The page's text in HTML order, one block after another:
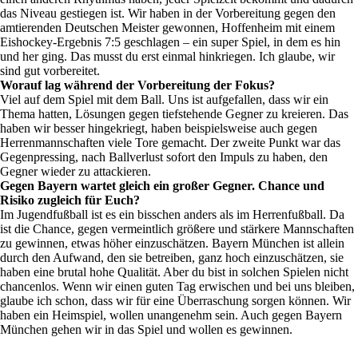
das Niveau gestiegen ist. Wir haben in der Vorbereitung gegen den
amtierenden Deutschen Meister gewonnen, Hoffenheim mit einem
Eishockey-Ergebnis 7:5 geschlagen – ein super Spiel, in dem es hin
und her ging. Das musst du erst einmal hinkriegen. Ich glaube, wir
sind gut vorbereitet.
Worauf lag während der Vorbereitung der Fokus?
Viel auf dem Spiel mit dem Ball. Uns ist aufgefallen, dass wir ein
Thema hatten, Lösungen gegen tiefstehende Gegner zu kreieren. Das
haben wir besser hingekriegt, haben beispielsweise auch gegen
Herrenmannschaften viele Tore gemacht. Der zweite Punkt war das
Gegenpressing, nach Ballverlust sofort den Impuls zu haben, den
Gegner wieder zu attackieren.
Gegen Bayern wartet gleich ein großer Gegner. Chance und
Risiko zugleich für Euch?
Im Jugendfußball ist es ein bisschen anders als im Herrenfußball. Da
ist die Chance, gegen vermeintlich größere und stärkere Mannschaften
zu gewinnen, etwas höher einzuschätzen. Bayern München ist allein
durch den Aufwand, den sie betreiben, ganz hoch einzuschätzen, sie
haben eine brutal hohe Qualität. Aber du bist in solchen Spielen nicht
chancenlos. Wenn wir einen guten Tag erwischen und bei uns bleiben,
glaube ich schon, dass wir für eine Überraschung sorgen können. Wir
haben ein Heimspiel, wollen unangenehm sein. Auch gegen Bayern
München gehen wir in das Spiel und wollen es gewinnen.